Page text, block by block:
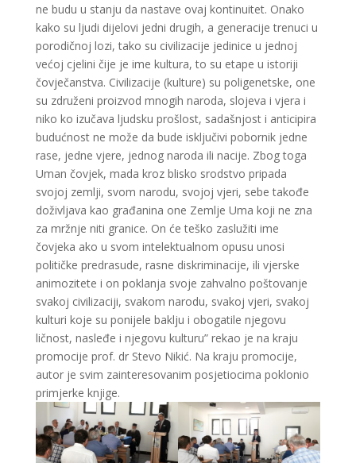
ne budu u stanju da nastave ovaj kontinuitet. Onako
kako su ljudi dijelovi jedni drugih, a generacije trenuci u
porodičnoj lozi, tako su civilizacije jedinice u jednoj
većoj cjelini čije je ime kultura, to su etape u istoriji
čovječanstva. Civilizacije (kulture) su poligenetske, one
su združeni proizvod mnogih naroda, slojeva i vjera i
niko ko izučava ljudsku prošlost, sadašnjost i anticipira
budućnost ne može da bude isključivi pobornik jedne
rase, jedne vjere, jednog naroda ili nacije. Zbog toga
Uman čovjek, mada kroz blisko srodstvo pripada
svojoj zemlji, svom narodu, svojoj vjeri, sebe takođe
doživljava kao građanina one Zemlje Uma koji ne zna
za mržnje niti granice. On će teško zaslužiti ime
čovjeka ako u svom intelektualnom opusu unosi
političke predrasude, rasne diskriminacije, ili vjerske
animozitete i on poklanja svoje zahvalno poštovanje
svakoj civilizaciji, svakom narodu, svakoj vjeri, svakoj
kulturi koje su ponijele baklju i obogatile njegovu
ličnost, nasleđe i njegovu kulturu” rekao je na kraju
promocije prof. dr Stevo Nikić. Na kraju promocije,
autor je svim zainteresovanim posjetiocima poklonio
primjerke knjige.